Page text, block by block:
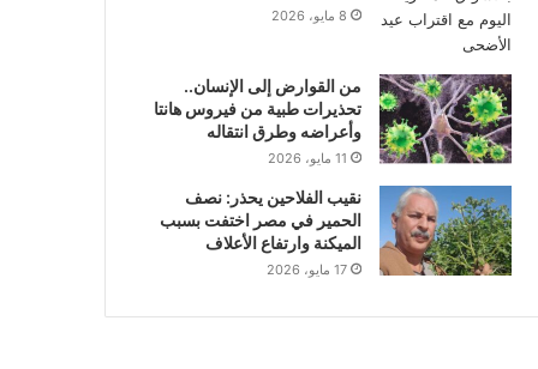
8 مايو، 2026
من القوارض إلى الإنسان..
تحذيرات طبية من فيروس هانتا
وأعراضه وطرق انتقاله
11 مايو، 2026
نقيب الفلاحين يحذر: نصف
الحمير في مصر اختفت بسبب
الميكنة وارتفاع الأعلاف
17 مايو، 2026